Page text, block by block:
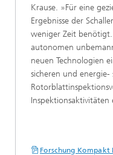
Krause. »Für eine
Ergebnisse der
weniger Zeit
autonomen
neuen Technologien
sicheren und
Forschung